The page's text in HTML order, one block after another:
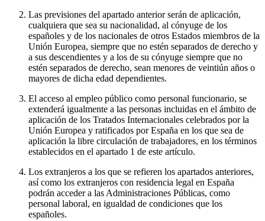
Las previsiones del apartado anterior serán de aplicación,
cualquiera que sea su nacionalidad, al cónyuge de los
españoles y de los nacionales de otros Estados miembros de la
Unión Europea, siempre que no estén separados de derecho y
a sus descendientes y a los de su cónyuge siempre que no
estén separados de derecho, sean menores de veintiún años o
mayores de dicha edad dependientes.
El acceso al empleo público como personal funcionario, se
extenderá igualmente a las personas incluidas en el ámbito de
aplicación de los Tratados Internacionales celebrados por la
Unión Europea y ratificados por España en los que sea de
aplicación la libre circulación de trabajadores, en los términos
establecidos en el apartado 1 de este artículo.
Los extranjeros a los que se refieren los apartados anteriores,
así como los extranjeros con residencia legal en España
podrán acceder a las Administraciones Públicas, como
personal laboral, en igualdad de condiciones que los
españoles.